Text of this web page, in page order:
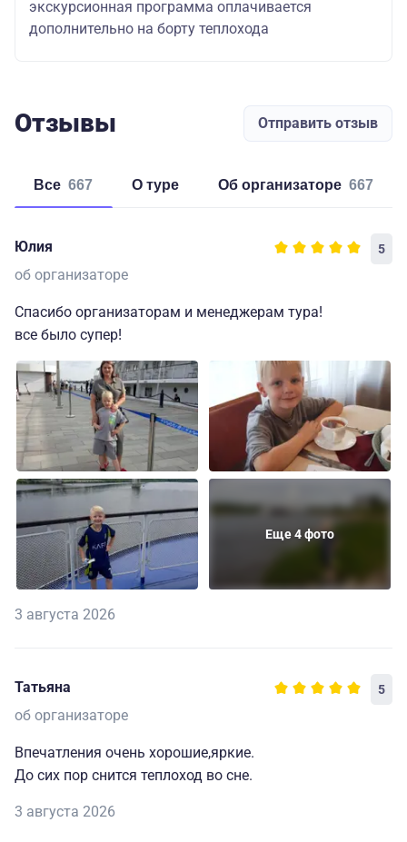
экскурсионная программа оплачивается
дополнительно на борту теплохода
Отзывы Отправить отзыв
Все 667 о туре об организаторе 667
Юлия 5
об организаторе
Спасибо организаторам и менеджерам тура!
все было супер!
Еще 4 фото
3 августа 2026
Татьяна 5
об организаторе
Впечатления очень хорошие,яркие.
До сих пор снится теплоход во сне.
3 августа 2026